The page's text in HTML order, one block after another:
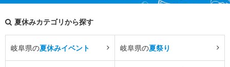
夏休みカテゴリから探す
岐阜県の夏休みイベント 岐阜県の夏祭り